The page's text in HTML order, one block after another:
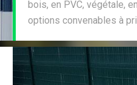
bois, en PVC, végétale,
options convenables à